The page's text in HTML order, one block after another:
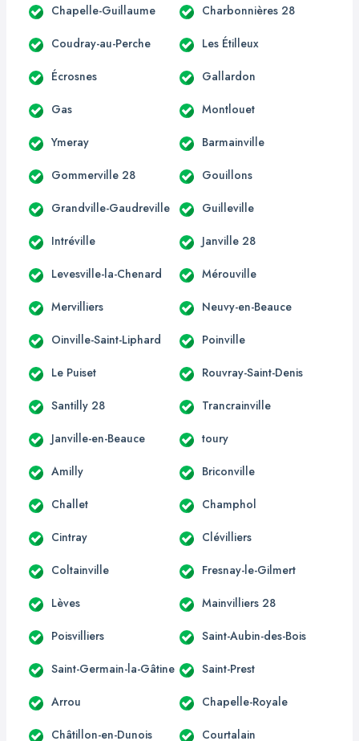
Chapelle-Guillaume Charbonnières 28
Coudray-au-Perche Les Étilleux
Écrosnes Gallardon
Gas Montlouet
Ymeray Barmainville
Gommerville 28 Gouillons
Grandville-Gaudreville Guilleville
Intréville Janville 28
Levesville-la-Chenard Mérouville
Mervilliers Neuvy-en-Beauce
Oinville-Saint-Liphard Poinville
Le Puiset Rouvray-Saint-Denis
Santilly 28 Trancrainville
Janville-en-Beauce toury
Amilly Briconville
Challet Champhol
Cintray Clévilliers
Coltainville Fresnay-le-Gilmert
Lèves Mainvilliers 28
Poisvilliers Saint-Aubin-des-Bois
Saint-Germain-la-Gâtine Saint-Prest
Arrou Chapelle-Royale
Châtillon-en-Dunois Courtalain